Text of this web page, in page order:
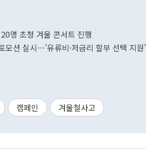
명 초청 겨울 콘서트 진행
모션 실시…'유류비·저금리 할부 선택 지원'
캠페인 겨울철사고